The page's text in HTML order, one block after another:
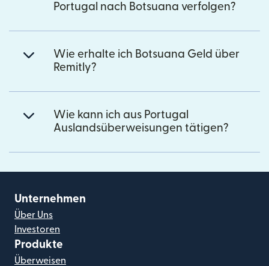
Portugal nach Botsuana verfolgen?
Wie erhalte ich Botsuana Geld über
Remitly?
Wie kann ich aus Portugal
Auslandsüberweisungen tätigen?
Unternehmen
Über Uns
Investoren
Produkte
Überweisen